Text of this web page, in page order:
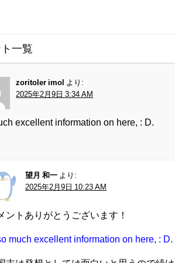
一覧
zoritoler imol
より:
2025年2月9日 3:34 AM
excellent information on here, : D.
望月 和一 より:
2025年2月9日 10:23 AM
ントありがとうございます！
much excellent information on here, : D.